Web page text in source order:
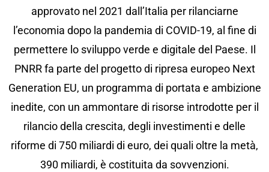
approvato nel 2021 dall’Italia per rilanciarne
l’economia dopo la pandemia di COVID-19, al fine di
permettere lo sviluppo verde e digitale del Paese. Il
PNRR fa parte del progetto di ripresa europeo Next
Generation EU, un programma di portata e ambizione
inedite, con un ammontare di risorse introdotte per il
rilancio della crescita, degli investimenti e delle
riforme di 750 miliardi di euro, dei quali oltre la metà,
390 miliardi, è costituita da sovvenzioni.